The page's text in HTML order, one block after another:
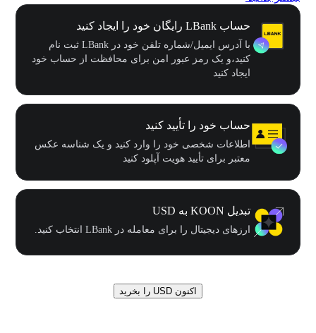
حساب LBank رایگان خود را ایجاد کنید
با آدرس ایمیل/شماره تلفن خود در LBank ثبت نام
کنید،و یک رمز عبور امن برای محافظت از حساب خود
ایجاد کنید
حساب خود را تأیید کنید
اطلاعات شخصی خود را وارد کنید و یک شناسه عکس
معتبر برای تأیید هویت آپلود کنید
تبدیل KOON به USD
ارزهای دیجیتال را برای معامله در LBank انتخاب کنید.
اکنون USD را بخرید